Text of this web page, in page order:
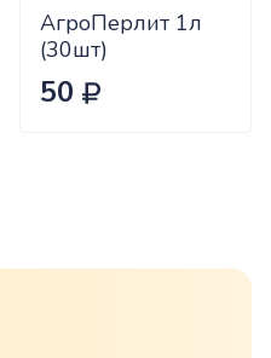
АгроПерлит 1л
(30шт)
50